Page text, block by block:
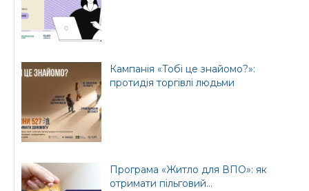
Кампанія «Тобі це знайомо?»:
протидія торгівлі людьми
Програма «Житло для ВПО»: як
отримати пільговий...